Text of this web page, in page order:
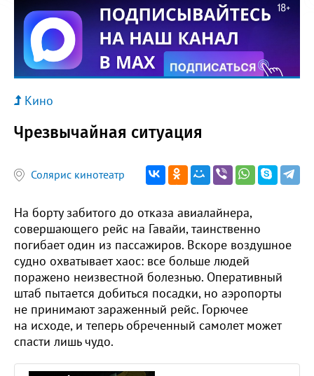
Кино
Чрезвычайная ситуация
Солярис кинотеатр
На борту забитого до отказа авиалайнера,
совершающего рейс на Гавайи, таинственно
погибает один из пассажиров. Вскоре воздушное
судно охватывает хаос: все больше людей
поражено неизвестной болезнью. Оперативный
штаб пытается добиться посадки, но аэропорты
не принимают зараженный рейс. Горючее
на исходе, и теперь обреченный самолет может
спасти лишь чудо.